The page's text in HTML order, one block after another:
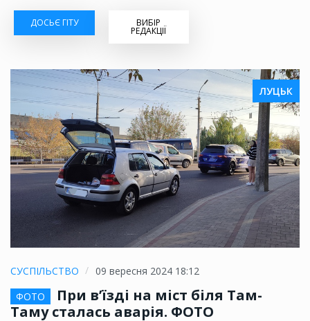
ДОСЬЄ ГІТУ ВИБІР
РЕДАКЦІЇ
ЛУЦЬК
СУСПІЛЬСТВО
09 вересня 2024 18:12
ФОТО
При в’їзді на міст біля Там-
Таму сталась аварія. ФОТО